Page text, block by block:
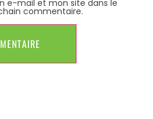
e-mail et mon site dans le
commentaire.